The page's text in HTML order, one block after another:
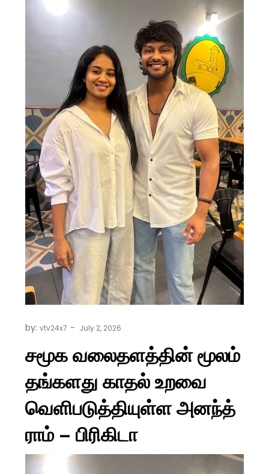
by:vtv24x7
சமூக வலைதளத்தின் மூலம்
தங்களது காதல் உறவை
வெளிபடுத்தியுள்ள அனந்த்
ராம் – பிரிகிடா